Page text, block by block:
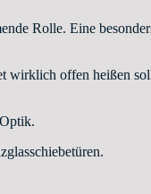
Rolle. Eine
wirklich offen heißen